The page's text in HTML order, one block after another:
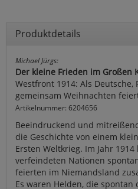
Produktdetails
Michael Jürgs:
Der kleine Frieden im Großen
Westfront 1914: Als Deutsche,
gemeinsam Weihnachten
Artikelnummer: 6204656
Beeindruckend und
die Geschichte von einem
Ersten Weltkrieg. Im Jahr
verfeindeten Nationen
feierten im Niemandsland
Es waren Helden, die